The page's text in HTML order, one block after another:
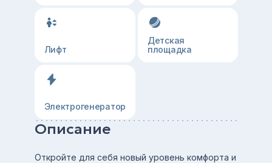
Лифт
Детская
площадка
Электрогенератор
Описание
Откройте для себя новый уровень комфорта и